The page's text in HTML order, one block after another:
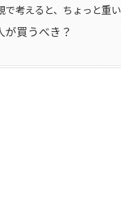
で考えると、ちょっと重い
が買うべき？